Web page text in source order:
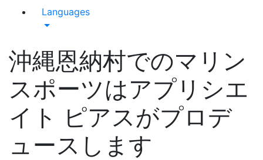
Languages
沖縄恩納村でのマリン
スポーツはアプリシエ
イト ピアスがプロデ
ュースします